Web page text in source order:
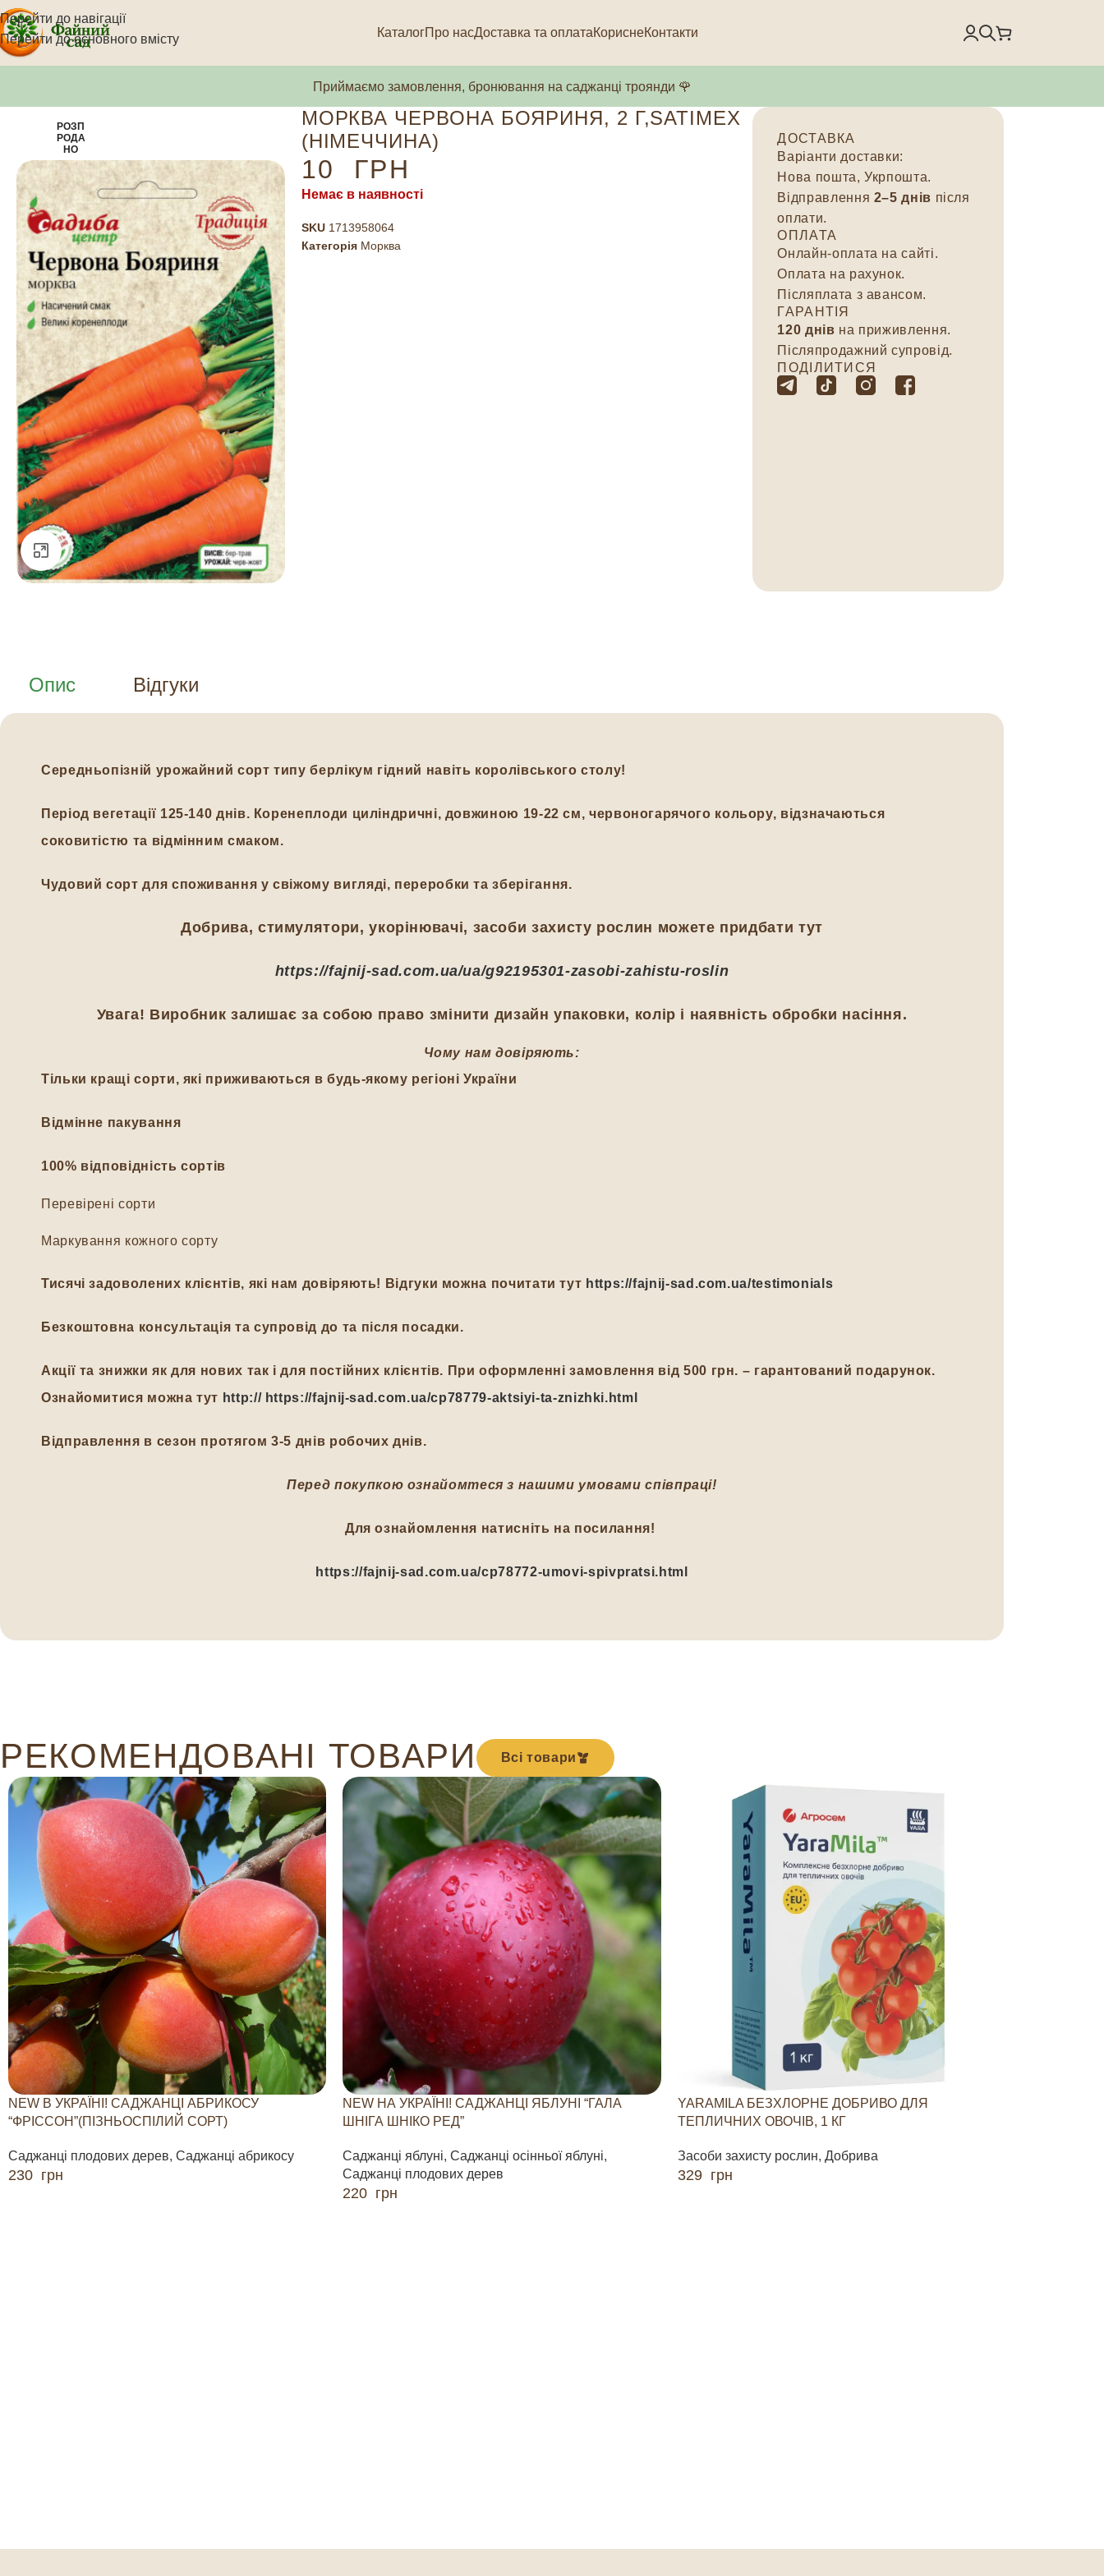
Перейти до навігації
Перейти до основного вмісту
КаталогПро насДоставка та оплатаКориснеКонтакти
Приймаємо замовлення, бронювання на саджанці троянди 🌹
РОЗП
РОДА
НО
Натисніть, щоб збільшити
МОРКВА ЧЕРВОНА БОЯРИНЯ, 2 Г,SATIMEX
(НІМЕЧЧИНА)
10 ГРН
Немає в наявності
SKU 1713958064
Категорія Морква
ДОСТАВКА
Варіанти доставки:
Нова пошта, Укрпошта.
Відправлення 2–5 днів після
оплати.
ОПЛАТА
Онлайн-оплата на сайті.
Оплата на рахунок.
Післяплата з авансом.
ГАРАНТІЯ
120 днів на приживлення.
Післяпродажний супровід.
ПОДІЛИТИСЯ
Опис Відгуки
Середньопізній урожайний сорт типу берлікум гідний навіть королівського столу!
Період вегетації 125-140 днів. Коренеплоди циліндричні, довжиною 19-22 см, червоногарячого кольору, відзначаються
соковитістю та відмінним смаком.
Чудовий сорт для споживання у свіжому вигляді, переробки та зберігання.
Добрива, стимулятори, укорінювачі, засоби захисту рослин можете придбати тут
https://fajnij-sad.com.ua/ua/g92195301-zasobi-zahistu-roslin
Увага! Виробник залишає за собою право змінити дизайн упаковки, колір і наявність обробки насіння.
Чому нам довіряють:
Тільки кращі сорти, які приживаються в будь-якому регіоні України
Відмінне пакування
100% відповідність сортів
Перевірені сорти
Маркування кожного сорту
Тисячі задоволених клієнтів, які нам довіряють! Відгуки можна почитати тут https://fajnij-sad.com.ua/testimonials
Безкоштовна консультація та супровід до та після посадки.
Акції та знижки як для нових так і для постійних клієнтів. При оформленні замовлення від 500 грн. – гарантований подарунок.
Ознайомитися можна тут http:// https://fajnij-sad.com.ua/cp78779-aktsiyi-ta-znizhki.html
Відправлення в сезон протягом 3-5 днів робочих днів.
Перед покупкою ознайомтеся з нашими умовами співпраці!
Для ознайомлення натисніть на посилання!
https://fajnij-sad.com.ua/cp78772-umovi-spivpratsi.html
РЕКОМЕНДОВАНІ ТОВАРИ Всі товари
NEW В УКРАЇНІ! САДЖАНЦІ АБРИКОСУ
“ФРІССОН”(ПІЗНЬОСПІЛИЙ СОРТ)
Саджанці плодових дерев, Саджанці абрикосу
230 грн
NEW НА УКРАЇНІ! САДЖАНЦІ ЯБЛУНІ “ГАЛА
ШНІГА ШНІКО РЕД”
Саджанці яблуні, Саджанці осінньої яблуні,
Саджанці плодових дерев
220 грн
YARAMILA БЕЗХЛОРНЕ ДОБРИВО ДЛЯ
ТЕПЛИЧНИХ ОВОЧІВ, 1 КГ
Засоби захисту рослин, Добрива
329 грн